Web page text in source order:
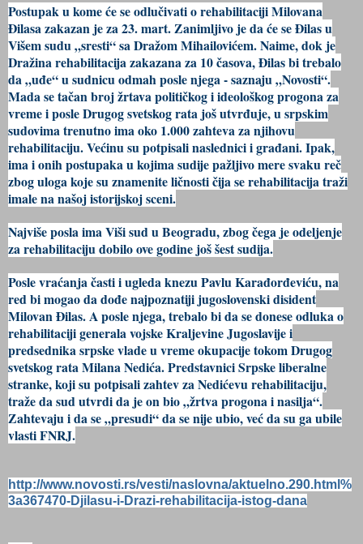
Postupak u kome će se odlučivati o rehabilitaciji Milovana
Đilasa zakazan je za 23. mart. Zanimljivo je da će se Đilas u
Višem sudu „sresti“ sa Dražom Mihailovićem. Naime, dok je
Dražina rehabilitacija zakazana za 10 časova, Đilas bi trebalo
da „uđe“ u sudnicu odmah posle njega - saznaju „Novosti“.
Mada se tačan broj žrtava političkog i ideološkog progona za
vreme i posle Drugog svetskog rata još utvrđuje, u srpskim
sudovima trenutno ima oko 1.000 zahteva za njihovu
rehabilitaciju. Većinu su potpisali naslednici i građani. Ipak,
ima i onih postupaka u kojima sudije pažljivo mere svaku reč
zbog uloga koje su znamenite ličnosti čija se rehabilitacija traži
imale na našoj istorijskoj sceni.
Najviše posla ima Viši sud u Beogradu, zbog čega je odeljenje
za rehabilitaciju dobilo ove godine još šest sudija.
Posle vraćanja časti i ugleda knezu Pavlu Karađorđeviću, na
red bi mogao da dođe najpoznatiji jugoslovenski disident
Milovan Đilas. A posle njega, trebalo bi da se donese odluka o
rehabilitaciji generala vojske Kraljevine Jugoslavije i
predsednika srpske vlade u vreme okupacije tokom Drugog
svetskog rata Milana Nedića. Predstavnici Srpske liberalne
stranke, koji su potpisali zahtev za Nedićevu rehabilitaciju,
traže da sud utvrdi da je on bio „žrtva progona i nasilja“.
Zahtevaju i da se „presudi“ da se nije ubio, već da su ga ubile
vlasti FNRJ.
http://www.novosti.rs/vesti/naslovna/aktuelno.290.html%
3a367470-Djilasu-i-Drazi-rehabilitacija-istog-dana